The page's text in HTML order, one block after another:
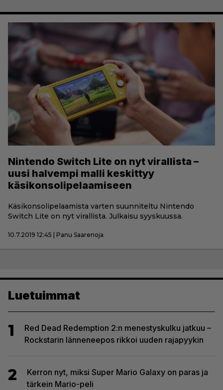
Nintendo Switch Lite on nyt virallista –
uusi halvempi malli keskittyy
käsikonsolipelaamiseen
Käsikonsolipelaamista varten suunniteltu Nintendo
Switch Lite on nyt virallista. Julkaisu syyskuussa.
10.7.2019 12:45 | Panu Saarenoja
Luetuimmat
1
Red Dead Redemption 2:n menestyskulku jatkuu –
Rockstarin länneneepos rikkoi uuden rajapyykin
2
Kerron nyt, miksi Super Mario Galaxy on paras ja
tärkein Mario-peli